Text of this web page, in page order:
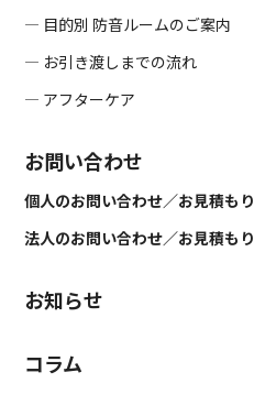
― 目的別 防音ルームのご案内
― お引き渡しまでの流れ
― アフターケア
お問い合わせ
個人のお問い合わせ／お見積もり
法人のお問い合わせ／お見積もり
お知らせ
コラム